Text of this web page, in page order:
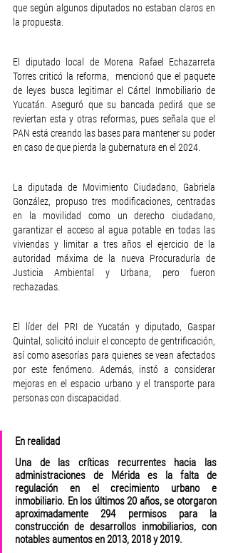
que según algunos diputados no estaban claros en
la propuesta.
El diputado local de Morena Rafael Echazarreta
Torres criticó la reforma,  mencionó que el paquete
de leyes busca legitimar el Cártel Inmobiliario de
Yucatán. Aseguró que su bancada pedirá que se
reviertan esta y otras reformas, pues señala que el
PAN está creando las bases para mantener su poder
en caso de que pierda la gubernatura en el 2024.
La diputada de Movimiento Ciudadano, Gabriela
González, propuso tres modificaciones, centradas
en la movilidad como un derecho ciudadano,
garantizar el acceso al agua potable en todas las
viviendas y limitar a tres años el ejercicio de la
autoridad máxima de la nueva Procuraduría de
Justicia Ambiental y Urbana, pero fueron
rechazadas.
El líder del PRI de Yucatán y diputado, Gaspar
Quintal, solicitó incluir el concepto de gentrificación,
así como asesorías para quienes se vean afectados
por este fenómeno. Además, instó a considerar
mejoras en el espacio urbano y el transporte para
personas con discapacidad.
En realidad
Una de las críticas recurrentes hacia las
administraciones de Mérida es la falta de
regulación en el crecimiento urbano e
inmobiliario. En los últimos 20 años, se otorgaron
aproximadamente 294 permisos para la
construcción de desarrollos inmobiliarios, con
notables aumentos en 2013, 2018 y 2019.